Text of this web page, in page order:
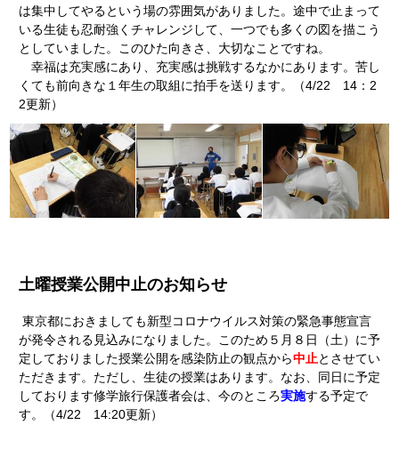
は集中してやるという場の雰囲気がありました。途中で止まって
いる生徒も忍耐強くチャレンジして、一つでも多くの図を描こう
としていました。このひた向きさ、大切なことですね。
幸福は充実感にあり、充実感は挑戦するなかにあります。苦し
くても前向きな１年生の取組に拍手を送ります。（4/22 14：2
2更新）
土曜授業公開中止のお知らせ
東京都におきましても新型コロナウイルス対策の緊急事態宣言
が発令される見込みになりました。このため５月８日（土）に予
定しておりました授業公開を感染防止の観点から中止とさせてい
ただきます。ただし、生徒の授業はあります。なお、同日に予定
しております修学旅行保護者会は、今のところ実施する予定で
す。（4/22 14:20更新）